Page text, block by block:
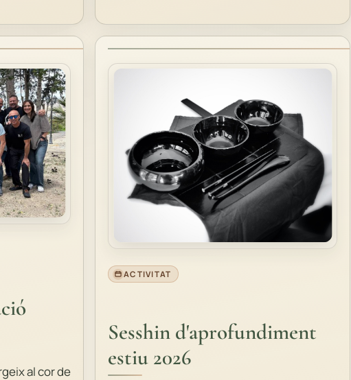
al cor de
ACTIVITAT
Sesshin d'aprofundiment
estiu 2026